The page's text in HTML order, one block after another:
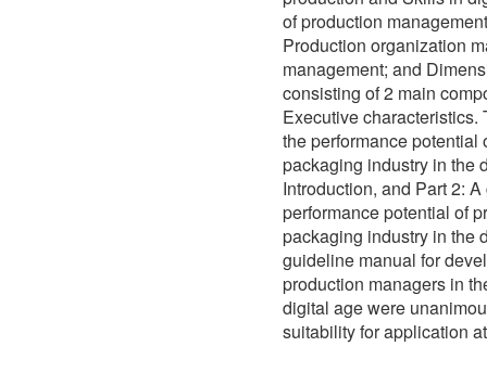
of production
Production organization
management; and
consisting of 2 main
Executive
the performance potential
packaging industry in the
Introduction, and Part 2:
performance potential of
packaging industry in the
guideline manual for
production managers in
digital age were
suitability for application